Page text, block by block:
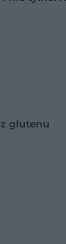
glutenu